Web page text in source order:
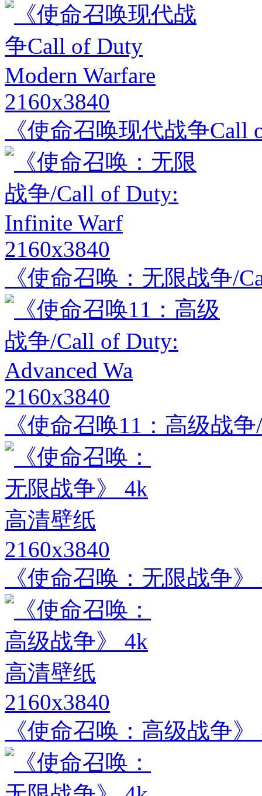
2160x3840
《使命召唤现代战争Call
2160x3840
《使命召唤：无限战争/
2160x3840
《使命召唤11：高级战
2160x3840
《使命召唤：无限战争
2160x3840
《使命召唤：高级战争